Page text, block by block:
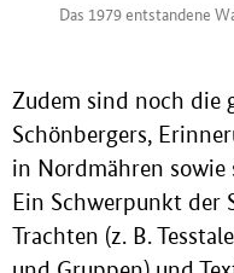
Das 1979 entstandene
Zudem sind noch die
Schönbergers,
in Nordmähren sowie
Ein Schwerpunkt der
Trachten (z. B.